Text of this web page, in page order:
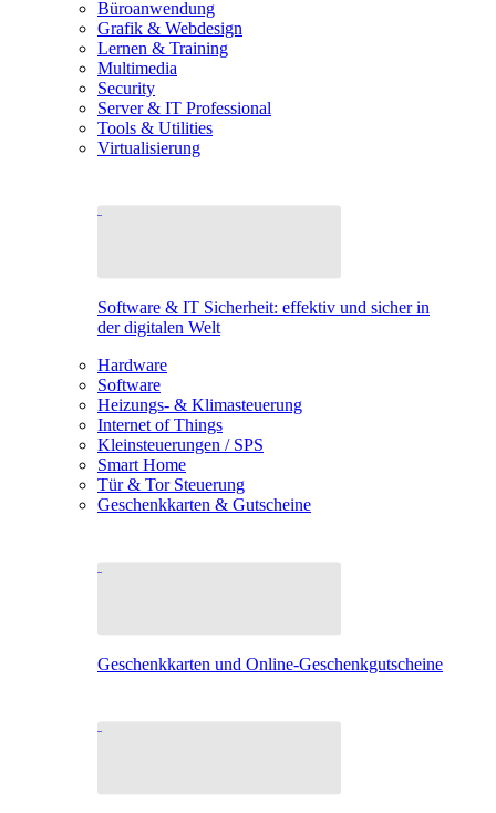
Büroanwendung
Grafik & Webdesign
Lernen & Training
Multimedia
Security
Server & IT Professional
Tools & Utilities
Virtualisierung
Software & IT Sicherheit: effektiv und sicher in
der digitalen Welt
Hardware
Software
Heizungs- & Klimasteuerung
Internet of Things
Kleinsteuerungen / SPS
Smart Home
Tür & Tor Steuerung
Geschenkkarten & Gutscheine
Geschenkkarten und Online-Geschenkgutscheine